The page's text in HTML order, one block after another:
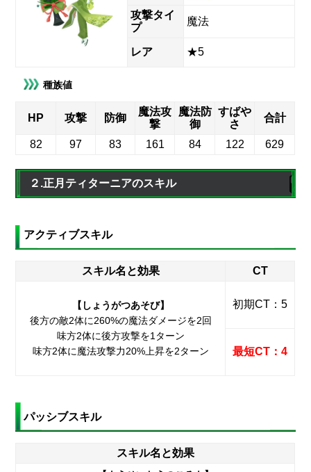
攻撃タイ
プ
魔法
レア ★5
種族値
HP 攻撃 防御
魔法攻
撃
魔法防
御
すばや
さ
合計
82 97 83 161 84 122 629
２.正月ティターニアのスキル
アクティブスキル
スキル名と効果 CT
【しょうがつあそび】
後方の敵2体に260%の魔法ダメージを2回
味方2体に後方攻撃を1ターン
味方2体に魔法攻撃力20%上昇を2ターン
初期CT：5
最短CT：4
パッシブスキル
スキル名と効果